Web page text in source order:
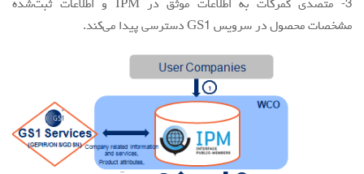
3- متصدي گمركات به اطلاعات موثق در IPM و اطلاعات ثبت‌شده
مشخصات محصول در سرويس GS1 دسترسي پيدا مي‌كند.